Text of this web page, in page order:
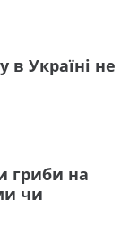
в Україні не
гриби на
чи